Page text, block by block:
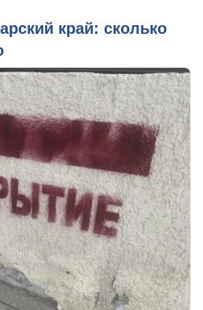
край: сколько